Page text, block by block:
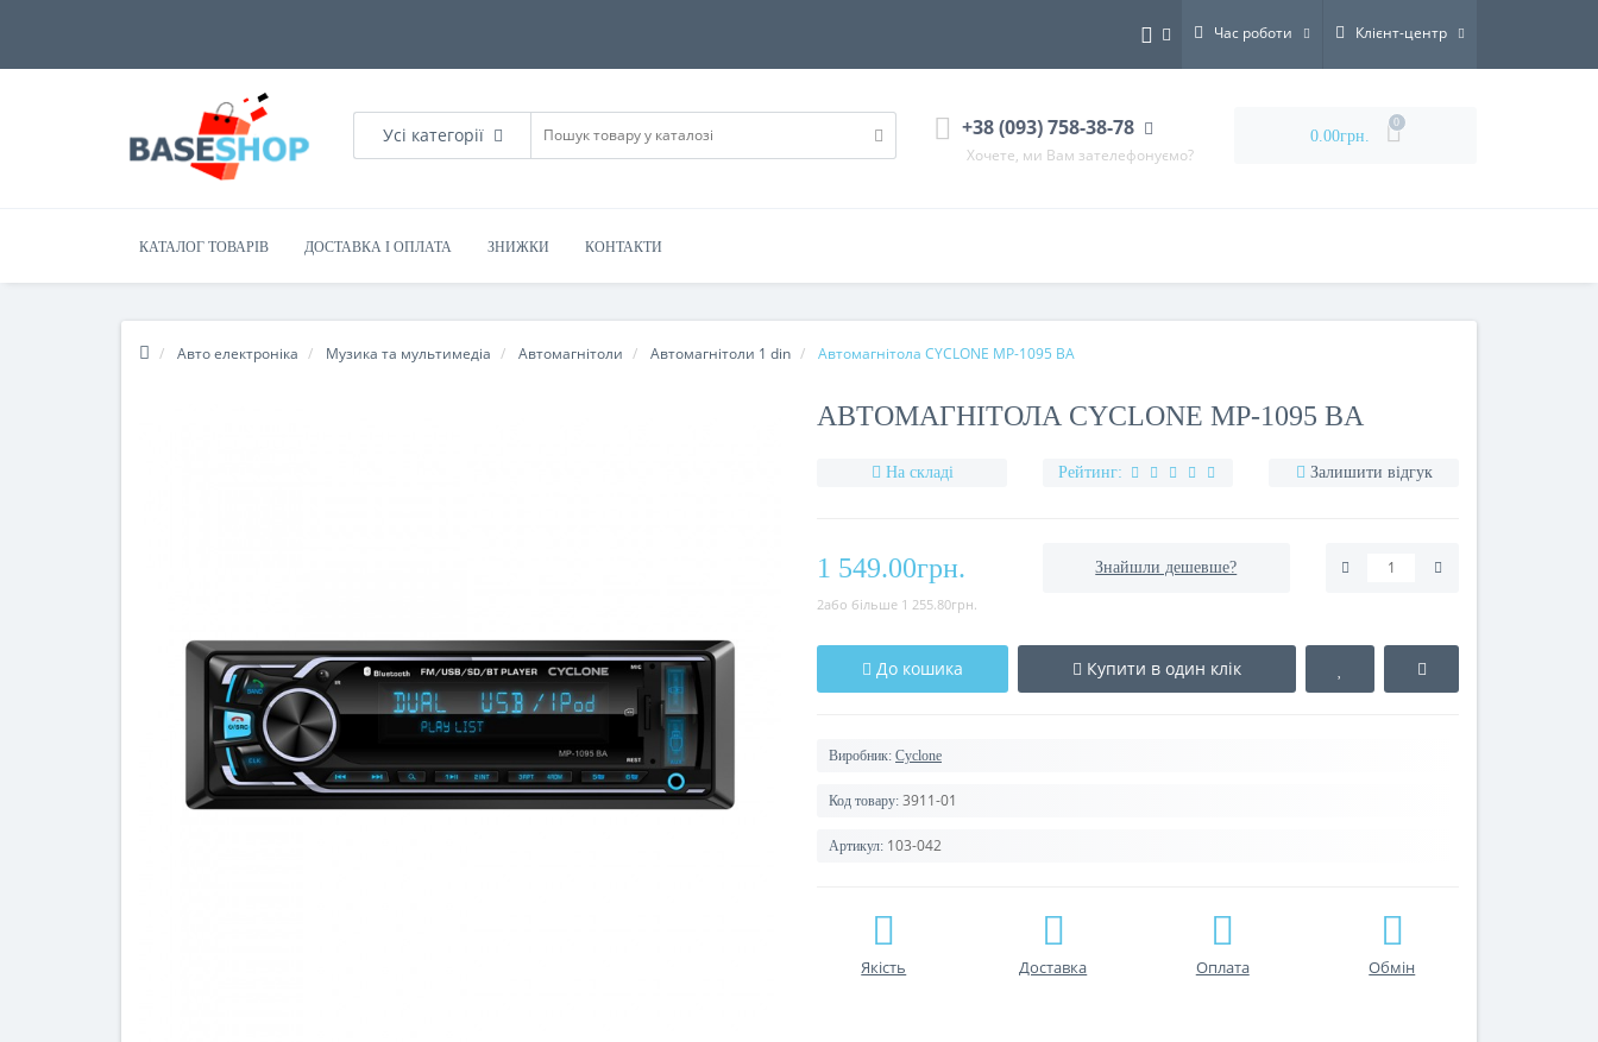
Час роботи Клієнт-центр
Усі категорії +38 (093) 758-38-78
Хочете, ми Вам зателефонуємо?
0.00грн.
0
КАТАЛОГ ТОВАРІВ ДОСТАВКА І ОПЛАТА ЗНИЖКИ КОНТАКТИ
Авто електроніка Музика та мультимедіа Автомагнітоли Автомагнітоли 1 din Автомагнітола CYCLONE MP-1095 BA
АВТОМАГНІТОЛА CYCLONE MP-1095 BA
На складі Рейтинг: Залишити відгук
1 549.00грн.
2або більше 1 255.80грн.
Знайшли дешевше?
До кошика Купити в один клік
Виробник: Cyclone
Код товару: 3911-01
Артикул: 103-042
Якість Доставка Оплата Обмін